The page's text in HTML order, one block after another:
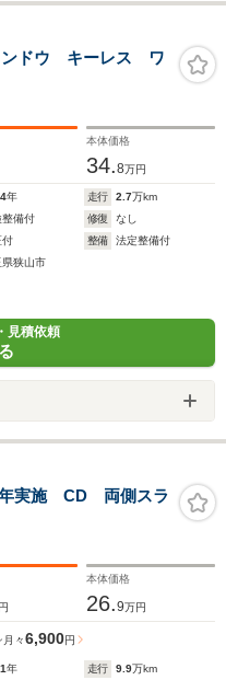
ドウ キーレス ワ
本体価格
34.8万円
年 走行 2.7万km
整備付 修復
なし
付 整備
法定整備付
県狭山市
見積依頼
実施 CD 両側スラ
本体価格
26.9万円
月々6,900円
年 走行 9.9万km